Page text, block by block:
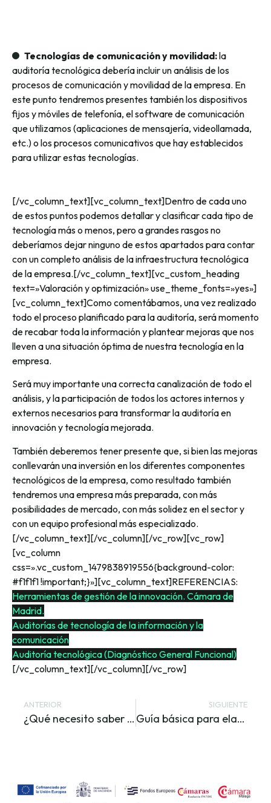
Tecnologías de comunicación y movilidad:la
auditoría tecnológica debería incluir un análisis de los
procesos de comunicación y movilidad de la empresa. En
este punto tendremos presentes también los dispositivos
fijos y móviles de telefonía, el software de comunicación
que utilizamos (aplicaciones de mensajería, videollamada,
etc.) o los procesos comunicativos que hay establecidos
para utilizar estas tecnologías.
[/vc_column_text][vc_column_text]Dentro de cada uno
de estos puntos podemos detallar y clasificar cada tipo de
tecnología más o menos, pero a grandes rasgos no
deberíamos dejar ninguno de estos apartados para contar
con un completo análisis de la infraestructura tecnológica
de la empresa.[/vc_column_text][vc_custom_heading
text=»Valoración y optimización» use_theme_fonts=»yes»]
[vc_column_text]Como comentábamos, una vez realizado
todo el proceso planificado para la auditoría, será momento
de recabar toda la información y plantear mejoras que nos
lleven a una situación óptima de nuestra tecnología en la
empresa.
Será muy importante una correcta canalización de todo el
análisis, y la participación de todos los actores internos y
externos necesarios para transformar la auditoría en
innovación y tecnología mejorada.
También deberemos tener presente que, si bien las mejoras
conllevarán una inversión en los diferentes componentes
tecnológicos de la empresa, como resultado también
tendremos una empresa más preparada, con más
posibilidades de mercado, con más solidez en el sector y
con un equipo profesional más especializado.
[/vc_column_text][/vc_column][/vc_row][vc_row]
[vc_column
css=».vc_custom_1479838919556{background-color:
#f1f1f1 !important;}»][vc_column_text]REFERENCIAS:
Herramientas de gestión de la innovación. Cámara de
Madrid.
Auditorías de tecnología de la información y la
comunicación
Auditoría tecnológica (Diagnóstico General Funcional)
[/vc_column_text][/vc_column][/vc_row]
ANTERIOR
¿Qué necesito saber para crear la web de mi empresa?
SIGUIENTE
Guía básica para elaborar un Plan de Marketing Digital